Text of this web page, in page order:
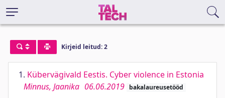
Kirjeid leitud: 2
1. Kübervägivald Eestis. Cyber violence in Estonia
Minnus, Jaanika 06.06.2019 bakalaureusetööd